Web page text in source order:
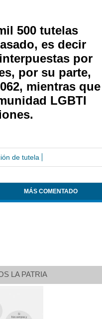
500 tutelas
es decir
por
por su parte,
mientras que
LGBTI
de tutela
MÁS COMENTADO
LA PATRIA